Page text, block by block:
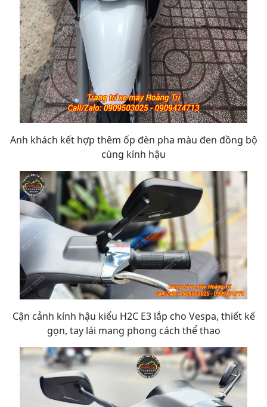
Anh khách kết hợp thêm ốp đèn pha màu đen đồng bộ
cùng kính hậu
Cận cảnh kính hậu kiểu H2C E3 lắp cho Vespa, thiết kế
gọn, tay lái mang phong cách thể thao